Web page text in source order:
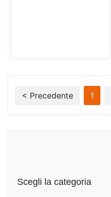
< Precedente 1
Scegli la categoria